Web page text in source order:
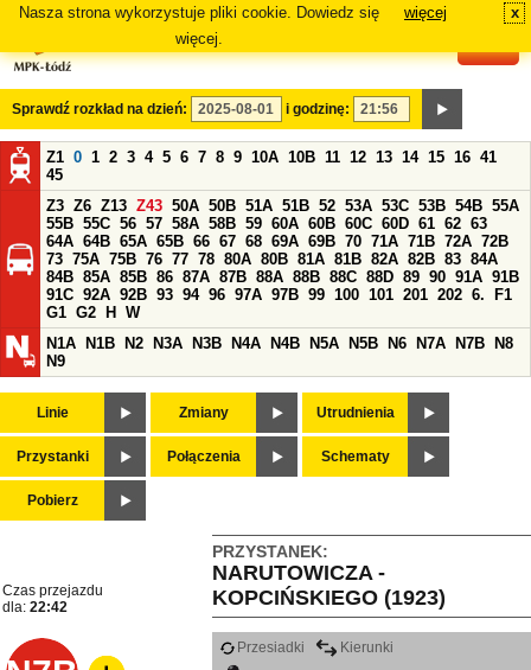
Nasza strona wykorzystuje pliki cookie. Dowiedz się
więcej.
więcej x
Sprawdź rozkład na dzień: i godzinę:
Z1 0 1 2 3 4 5 6 7 8 9 10A 10B 11 12 13 14 15 16 41
45
Z3 Z6 Z13 Z43 50A 50B 51A 51B 52 53A 53C 53B 54B 55A
55B 55C 56 57 58A 58B 59 60A 60B 60C 60D 61 62 63
64A 64B 65A 65B 66 67 68 69A 69B 70 71A 71B 72A 72B
73 75A 75B 76 77 78 80A 80B 81A 81B 82A 82B 83 84A
84B 85A 85B 86 87A 87B 88A 88B 88C 88D 89 90 91A 91B
91C 92A 92B 93 94 96 97A 97B 99 100 101 201 202 6.
F1
G1 G2 H
W
N1A
N1B N2 N3A N3B N4A N4B N5A N5B N6 N7A N7B
N8
N9
Linie Zmiany Utrudnienia
Przystanki Połączenia Schematy
Pobierz
PRZYSTANEK:
NARUTOWICZA -
KOPCIŃSKIEGO (1923)
Czas przejazdu
dla: 22:42
Przesiadki
Kierunki